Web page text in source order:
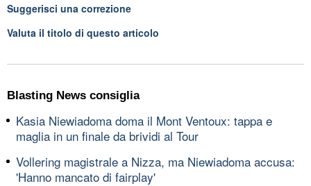
Suggerisci una correzione
Valuta il titolo di questo articolo
Blasting News consiglia
Kasia Niewiadoma doma il Mont Ventoux: tappa e
maglia in un finale da brividi al Tour
Vollering magistrale a Nizza, ma Niewiadoma accusa:
'Hanno mancato di fairplay'